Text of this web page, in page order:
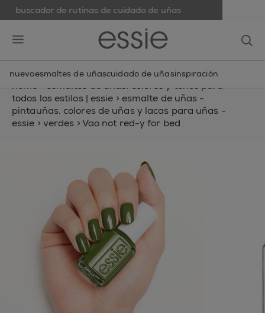
buscador de rutinas de cuidado de uñas
nuevoesmaltes de uñascuidado de uñasinspiración
home>esmaltes de uñas: colores y tonos para
todos los estilos | essie > esmalte de uñas -
pintauñas, colores de uñas y lacas para uñas -
essie > verdes >Vao not red-y for bed